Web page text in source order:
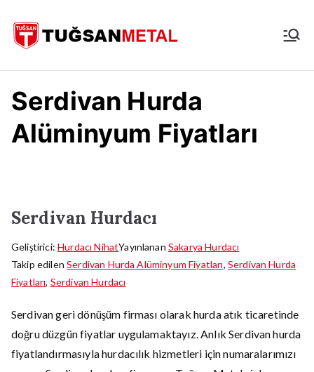
geç
Hurdacı
Serdivan Hurda
Alüminyum Fiyatları
Serdivan Hurdacı
Geliştirici:Hurdacı NihatYayınlanan Sakarya Hurdacı
Takip edilenSerdivan Hurda Alüminyum Fiyatları, Serdivan Hurda
Fiyatları, Serdivan Hurdacı
Serdivan geri dönüşüm firması olarak hurda atık ticaretinde
doğru düzgün fiyatlar uygulamaktayız. Anlık Serdivan hurda
fiyatlandırmasıyla hurdacılık hizmetleri için numaralarımızı